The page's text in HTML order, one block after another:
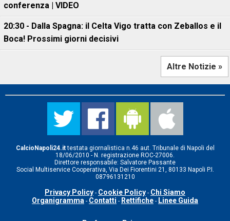
conferenza | VIDEO
20:30 - Dalla Spagna: il Celta Vigo tratta con Zeballos e il
Boca! Prossimi giorni decisivi
Altre Notizie »
CalcioNapoli24.ittestata giornalistica n.46 aut. Tribunale di Napoli del
18/06/2010 - N. registrazione ROC-27006.
Direttore responsabile: Salvatore Passante
Social Multiservice Cooperativa, Via Dei Fiorentini 21, 80133 Napoli P.I.
08796131210
Privacy Policy - Cookie Policy - Chi Siamo
Organigramma - Contatti - Rettifiche - Linee Guida